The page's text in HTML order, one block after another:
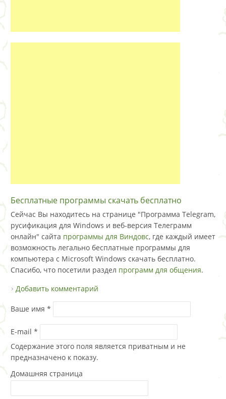
Бесплатные программы скачать бесплатно
Сейчас Вы находитесь на странице "Программа Telegram,
русификация для Windows и веб-версия Телеграмм
онлайн" сайта программы для Виндовс, где каждый имеет
возможность легально бесплатные программы для
компьютера с Microsoft Windows скачать бесплатно.
Спасибо, что посетили раздел программ для общения.
Добавить комментарий
Ваше имя *
E-mail *
Содержание этого поля является приватным и не
предназначено к показу.
Домашняя страница